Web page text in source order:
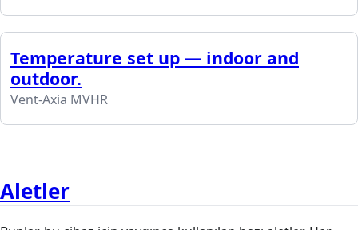
Temperature set up — indoor and
outdoor.
Vent-Axia MVHR
Aletler